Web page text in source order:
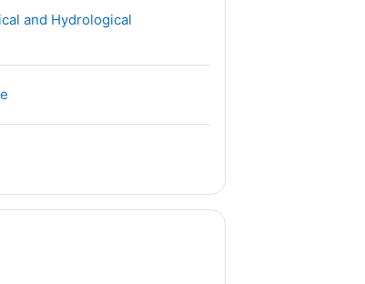
and Hydrological
Гиперссылка